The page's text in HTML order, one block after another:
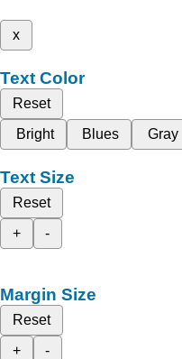
x
Text Color
Reset
Bright
Blues Gray
Text Size
Reset
+
-
Margin Size
Reset
+
-